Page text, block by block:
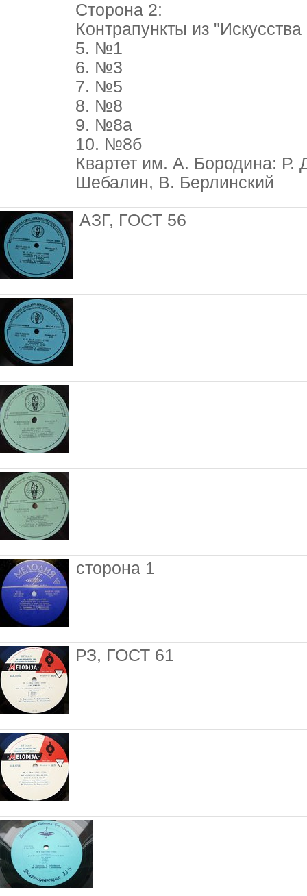
Сторона 2:
Контрапункты из
5. №1
6. №3
7. №5
8. №8
9. №8а
10. №8б
Квартет им. А. Бородина: Р.
Шебалин, В. Берлинский
АЗГ, ГОСТ 56
сторона 1
РЗ, ГОСТ 61